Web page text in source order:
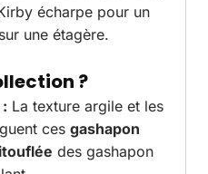
écharpe pour un
une étagère.
?
La texture argile et les
ces gashapon
des gashapon